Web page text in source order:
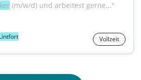
(m/w/d) und arbeitest gerne..."
Vollzeit